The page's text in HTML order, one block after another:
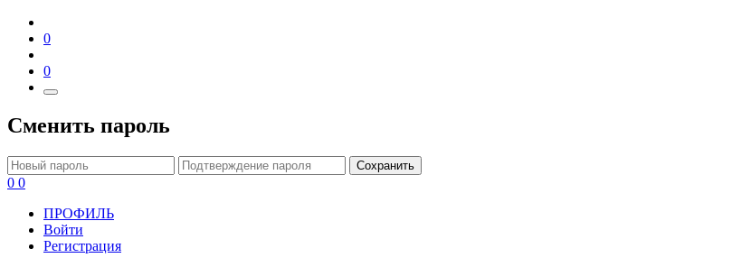
0
0
Сменить пароль
Сохранить
0 0
ПРОФИЛЬ
Войти
Регистрация